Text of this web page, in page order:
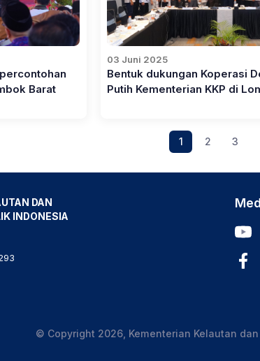
Barat
03 Juni 2025
Bentuk dukungan Koperasi
Putih Kementerian KKP di
1 2 3
DAN
INDONESIA
© Copyright 2026, Kementerian Kelautan